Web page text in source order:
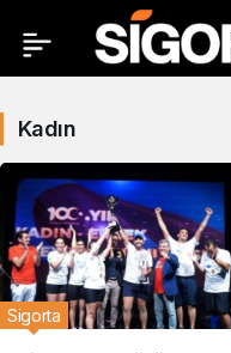
Kadın
Sigorta